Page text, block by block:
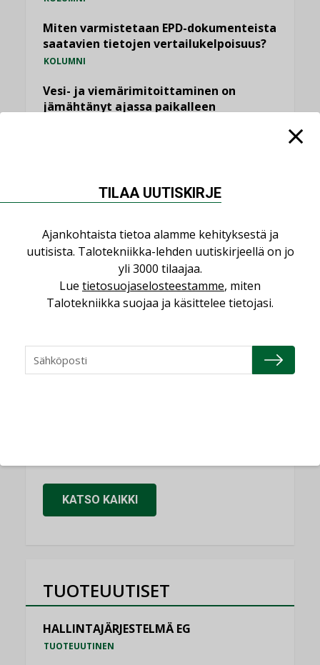
Miten varmistetaan EPD-dokumenteista
saatavien tietojen vertailukelpoisuus?
KOLUMNI
Vesi- ja viemärimitoittaminen on
jämähtänyt ajassa paikalleen
NIMITYKSET
Consti
Refair
NIMITYKSET
KATSO KAIKKI
TUOTEUUTISET
HALLINTAJÄRJESTELMÄ EG
TUOTEUUTINEN
TILAA UUTISKIRJE
Ajankohtaista tietoa alamme kehityksestä ja
uutisista. Talotekniikka-lehden uutiskirjeellä on jo
yli 3000 tilaajaa.
Lue tietosuojaselosteestamme, miten
Talotekniikka suojaa ja käsittelee tietojasi.